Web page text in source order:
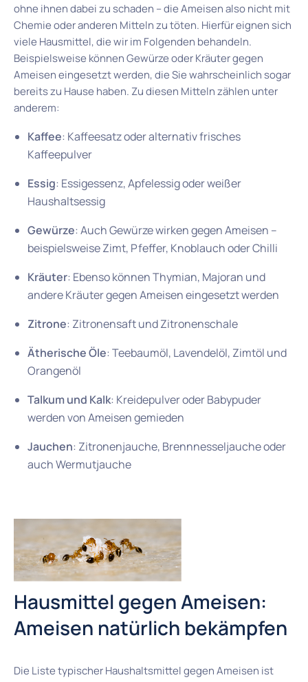
ohne ihnen dabei zu schaden – die Ameisen also nicht mit
Chemie oder anderen Mitteln zu töten. Hierfür eignen sich
viele Hausmittel, die wir im Folgenden behandeln.
Beispielsweise können Gewürze oder Kräuter gegen
Ameisen eingesetzt werden, die Sie wahrscheinlich sogar
bereits zu Hause haben. Zu diesen Mitteln zählen unter
anderem:
Kaffee: Kaffeesatz oder alternativ frisches
Kaffeepulver
Essig: Essigessenz, Apfelessig oder weißer
Haushaltsessig
Gewürze: Auch Gewürze wirken gegen Ameisen –
beispielsweise Zimt, Pfeffer, Knoblauch oder Chilli
Kräuter: Ebenso können Thymian, Majoran und
andere Kräuter gegen Ameisen eingesetzt werden
Zitrone: Zitronensaft und Zitronenschale
Ätherische Öle: Teebaumöl, Lavendelöl, Zimtöl und
Orangenöl
Talkum und Kalk: Kreidepulver oder Babypuder
werden von Ameisen gemieden
Jauchen: Zitronenjauche, Brennnesseljauche oder
auch Wermutjauche
Hausmittel gegen Ameisen:
Ameisen natürlich bekämpfen
Die Liste typischer Haushaltsmittel gegen Ameisen ist